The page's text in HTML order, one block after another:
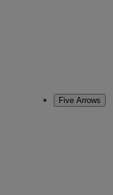
Five Arrows